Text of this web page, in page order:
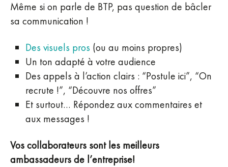
Même si on parle de BTP, pas question de bâcler
sa communication !
Des visuels pros (ou au moins propres)
Un ton adapté à votre audience
Des appels à l’action clairs : “Postule ici”, “On
recrute !”, “Découvre nos offres”
Et surtout… Répondez aux commentaires et
aux messages !
Vos collaborateurs sont les meilleurs
ambassadeurs de l’entreprise!